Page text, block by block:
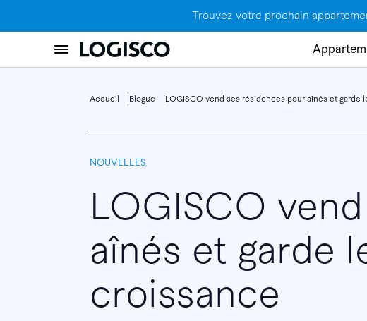
Trouvez votre prochain
Accueil Blogue LOGISCO vend ses résidences pour aînés et
NOUVELLES
LOGISCO
aînés et garde
croissance